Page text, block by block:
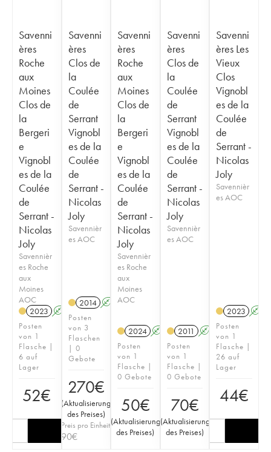
Savenni
ères
Roche
aux
Moines
Clos de
la
Bergeri
e
Vignobl
es de la
Coulée
de
Serrant -
Nicolas
Joly
Savennièr
es Roche
aux
Moines
AOC
2023 A
Posten
von 1
Flasche |
6 auf
Lager
52€
Savenni
ères
Clos de
la
Coulée
de
Serrant
Vignobl
es de la
Coulée
de
Serrant -
Nicolas
Joly
Savennièr
es AOC
2014 A S
Posten
von 3
Flaschen
| 0
Gebote
270€
(Aktualisierung
des Preises)
Preis pro Einheit
90€
Savenni
ères
Roche
aux
Moines
Clos de
la
Bergeri
e
Vignobl
es de la
Coulée
de
Serrant -
Nicolas
Joly
Savennièr
es Roche
aux
Moines
AOC
2024 A S
Posten
von 1
Flasche |
0 Gebote
50€
(Aktualisierung
des Preises)
Savenni
ères
Clos de
la
Coulée
de
Serrant
Vignobl
es de la
Coulée
de
Serrant -
Nicolas
Joly
Savennièr
es AOC
2011 A S
Posten
von 1
Flasche |
0 Gebote
70€
(Aktualisierung
des Preises)
Savenni
ères Les
Vieux
Clos
Vignobl
es de la
Coulée
de
Serrant -
Nicolas
Joly
Savennièr
es AOC
2023 A
Posten
von 1
Flasche |
26 auf
Lager
44€